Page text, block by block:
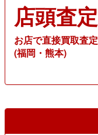
店頭査定
お店で直接買取査定
(福岡・熊本)